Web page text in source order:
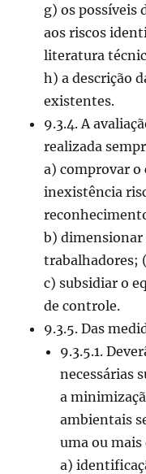
g) os possíveis
aos riscos
literatura
h) a descrição
existentes.
9.3.4. A
realizada
a) comprovar o
inexistência
b) dimensionar
trabalhadores;
c) subsidiar o
de controle.
9.3.5. Das
9.3.5.1.
necessárias
a
ambientais
uma ou mais
a)